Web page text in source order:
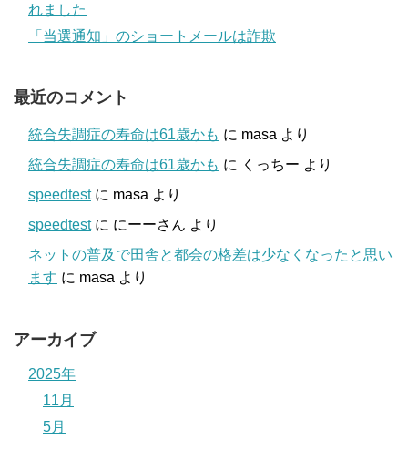
れました
「当選通知」のショートメールは詐欺
最近のコメント
統合失調症の寿命は61歳かも に masa より
統合失調症の寿命は61歳かも に くっちー より
speedtestに masa より
speedtestに にーーさん より
ネットの普及で田舎と都会の格差は少なくなったと思い
ます に masa より
アーカイブ
2025年
11月
5月